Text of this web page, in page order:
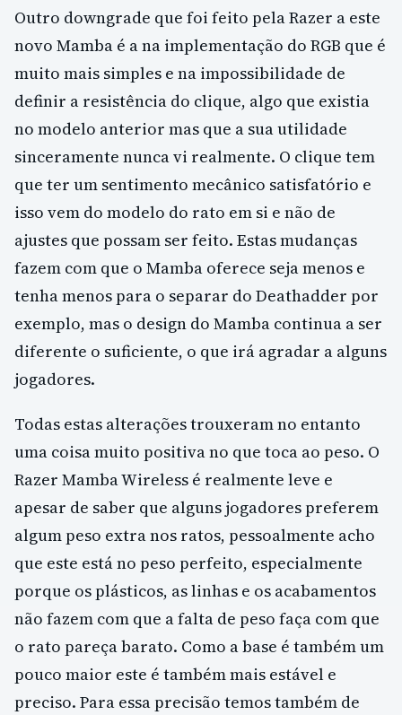
Outro downgrade que foi feito pela Razer a este
novo Mamba é a na implementação do RGB que é
muito mais simples e na impossibilidade de
definir a resistência do clique, algo que existia
no modelo anterior mas que a sua utilidade
sinceramente nunca vi realmente. O clique tem
que ter um sentimento mecânico satisfatório e
isso vem do modelo do rato em si e não de
ajustes que possam ser feito. Estas mudanças
fazem com que o Mamba oferece seja menos e
tenha menos para o separar do Deathadder por
exemplo, mas o design do Mamba continua a ser
diferente o suficiente, o que irá agradar a alguns
jogadores.
Todas estas alterações trouxeram no entanto
uma coisa muito positiva no que toca ao peso. O
Razer Mamba Wireless é realmente leve e
apesar de saber que alguns jogadores preferem
algum peso extra nos ratos, pessoalmente acho
que este está no peso perfeito, especialmente
porque os plásticos, as linhas e os acabamentos
não fazem com que a falta de peso faça com que
o rato pareça barato. Como a base é também um
pouco maior este é também mais estável e
preciso. Para essa precisão temos também de